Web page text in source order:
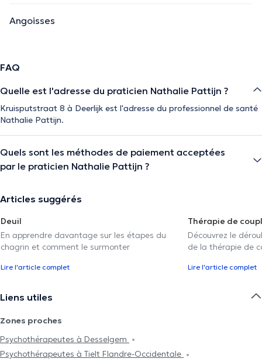
Angoisses
FAQ
Quelle est l'adresse du praticien Nathalie Pattijn ?
Kruisputstraat 8 à Deerlijk est l'adresse du professionnel de santé
Nathalie Pattijn.
Quels sont les méthodes de paiement acceptées
par le praticien Nathalie Pattijn ?
Articles suggérés
Deuil
En apprendre davantage sur les étapes du
chagrin et comment le surmonter
Lire l'article complet
Thérapie de
Découvrez le
de la thérapie de
Lire l'article complet
Liens utiles
Zones proches
Psychothérapeutes à Desselgem
Psychothérapeutes à Tielt Flandre-Occidentale